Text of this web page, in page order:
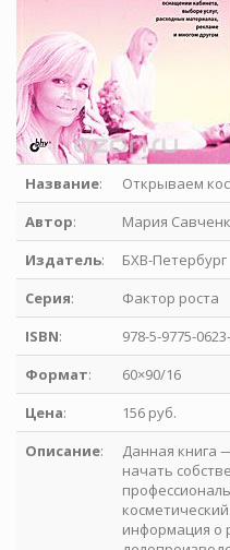
Название:
Открываем
Автор:
Мария
Издатель:
БХВ-Петербург
Серия:
Фактор роста
ISBN:
978-5-9775-
Формат:
60×90/16
Цена:
156 руб.
Описание:
Данная книга
начать
информация о